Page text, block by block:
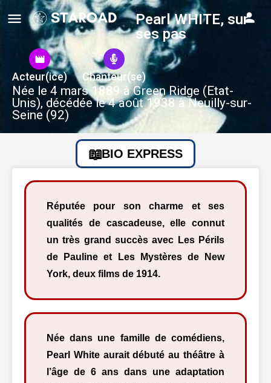
Pearl WHITE, sur
ses pas
Acteur(ice) Chanteur(se)
Née le 4 mars 1889 à Green Ridge (Etat-
Unis), décédée le 4 août 1938 à Neuilly-sur-
Seine (92)
BIO EXPRESS
Réputée pour son charme et ses
qualités de cascadeuse, elle connut
un très grand succès avec Les Périls
de Pauline et Les Mystères de New
York, deux films de 1914.
Née dans une famille de comédiens,
Pearl White aurait débuté au théâtre à
l’âge de 6 ans dans une adaptation